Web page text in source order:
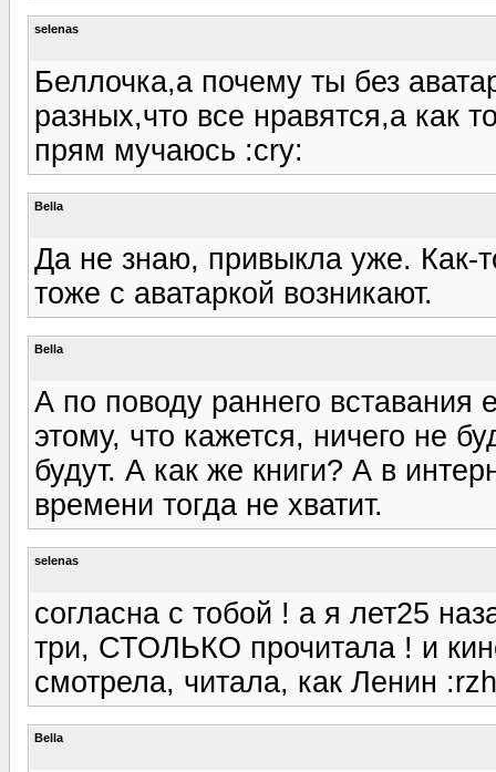
selenas
Беллочка,а почему ты без
разных,что все нравятся,а как
прям мучаюсь :cry:
Bella
Да не знаю, привыкла уже. Как-
тоже с аватаркой возникают.
Bella
А по поводу раннего вставания
этому, что кажется, ничего не
будут. А как же книги? А в
времени тогда не хватит.
selenas
согласна с тобой ! а я лет25
три, СТОЛЬКО прочитала ! и
смотрела, читала, как Ленин
Bella